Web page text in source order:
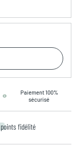
Paiement 100%
sécurisé
points fidélité